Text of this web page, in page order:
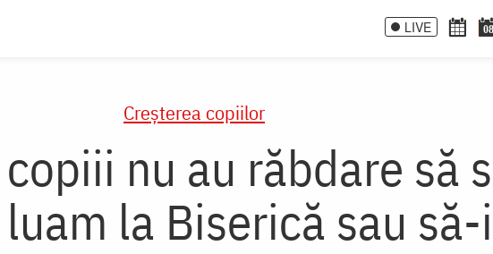
LIVE 08
Creşterea copiilor
nu au răbdare să
la Biserică sau